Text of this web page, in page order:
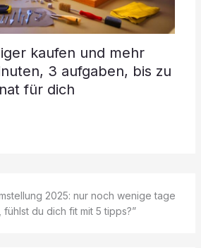
kaufen und mehr
3 aufgaben, bis zu
für dich
2025: nur noch wenige tage
du dich fit mit 5 tipps?”